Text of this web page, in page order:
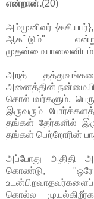
என்றான்.(20)
அம்முனிவர்
ஆகட்டும்"
முதன்மையானவனிடம்
அறத்
அனைத்தின்
கொல்பவர்களும்,
இருவரும்
தங்கள் தேர்களில்
தங்கள் பெற்றோரின்
அப்போது அதிதி
கொண்டு, "ஒரே
கொல்ல